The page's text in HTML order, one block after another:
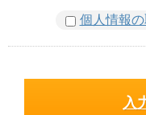
個人情報